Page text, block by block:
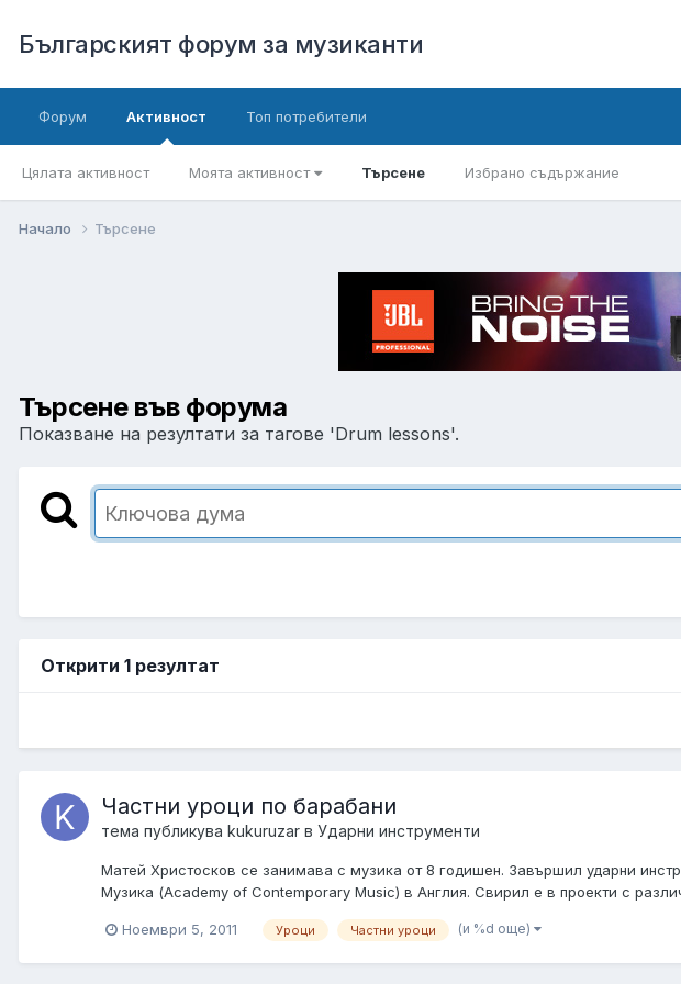
Българският форум за музиканти
Форум Активност
Цялата активност Моята активност Търсене Избрано съдържание
Топ потребители
Начало Търсене
Търсене във форума
Показване на резултати за тагове 'Drum lessons'.
Открити 1 резултат
Частни уроци по барабани
тема публикува kukuruzar в Ударни инструменти
Матей Христосков се занимава с музика от 8 годишен. Завършил ударни
Музика (Academy of Contemporary Music) в Англия. Свирил е в проекти с
Ноември 5, 2011 Уроци Частни уроци (и %d още)